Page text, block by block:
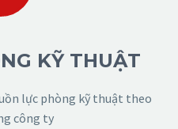
KỸ THUẬT
lực phòng kỹ thuật theo
công ty